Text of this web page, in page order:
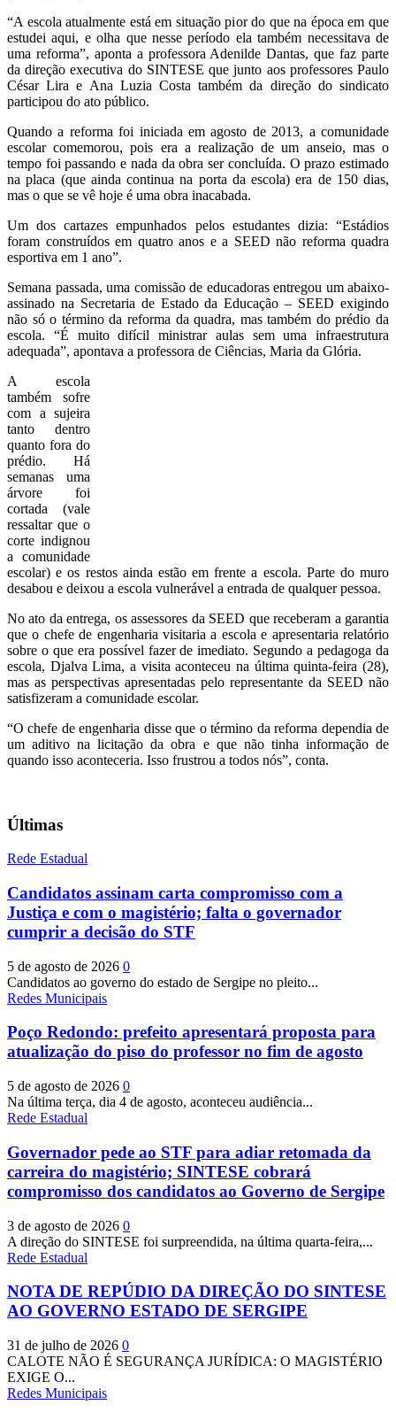
“A escola atualmente está em situação pior do que na época em que
estudei aqui, e olha que nesse período ela também necessitava de
uma reforma”, aponta a professora Adenilde Dantas, que faz parte
da direção executiva do SINTESE que junto aos professores Paulo
César Lira e Ana Luzia Costa também da direção do sindicato
participou do ato público.
Quando a reforma foi iniciada em agosto de 2013, a comunidade
escolar comemorou, pois era a realização de um anseio, mas o
tempo foi passando e nada da obra ser concluída. O prazo estimado
na placa (que ainda continua na porta da escola) era de 150 dias,
mas o que se vê hoje é uma obra inacabada.
Um dos cartazes empunhados pelos estudantes dizia: “Estádios
foram construídos em quatro anos e a SEED não reforma quadra
esportiva em 1 ano”.
Semana passada, uma comissão de educadoras entregou um abaixo-
assinado na Secretaria de Estado da Educação – SEED exigindo
não só o término da reforma da quadra, mas também do prédio da
escola. “É muito difícil ministrar aulas sem uma infraestrutura
adequada”, apontava a professora de Ciências, Maria da Glória.
A escola
também sofre
com a sujeira
tanto dentro
quanto fora do
prédio. Há
semanas uma
árvore foi
cortada (vale
ressaltar que o
corte indignou
a comunidade
escolar) e os restos ainda estão em frente a escola. Parte do muro
desabou e deixou a escola vulnerável a entrada de qualquer pessoa.
No ato da entrega, os assessores da SEED que receberam a garantia
que o chefe de engenharia visitaria a escola e apresentaria relatório
sobre o que era possível fazer de imediato. Segundo a pedagoga da
escola, Djalva Lima, a visita aconteceu na última quinta-feira (28),
mas as perspectivas apresentadas pelo representante da SEED não
satisfizeram a comunidade escolar.
“O chefe de engenharia disse que o término da reforma dependia de
um aditivo na licitação da obra e que não tinha informação de
quando isso aconteceria. Isso frustrou a todos nós”, conta.
Últimas
Rede Estadual
Candidatos assinam carta compromisso com a
Justiça e com o magistério; falta o governador
cumprir a decisão do STF
5 de agosto de 2026 0
Candidatos ao governo do estado de Sergipe no pleito...
Redes Municipais
Poço Redondo: prefeito apresentará proposta para
atualização do piso do professor no fim de agosto
5 de agosto de 2026 0
Na última terça, dia 4 de agosto, aconteceu audiência...
Rede Estadual
Governador pede ao STF para adiar retomada da
carreira do magistério; SINTESE cobrará
compromisso dos candidatos ao Governo de Sergipe
3 de agosto de 2026 0
A direção do SINTESE foi surpreendida, na última quarta-feira,...
Rede Estadual
NOTA DE REPÚDIO DA DIREÇÃO DO SINTESE
AO GOVERNO ESTADO DE SERGIPE
31 de julho de 2026 0
CALOTE NÃO É SEGURANÇA JURÍDICA: O MAGISTÉRIO
EXIGE O...
Redes Municipais